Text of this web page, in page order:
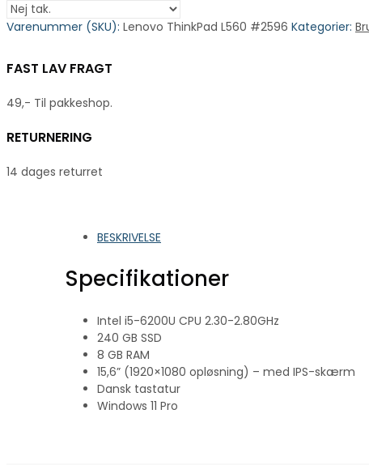
Varenummer (SKU): Lenovo ThinkPad L560 #2596 Kategorier:
FAST LAV FRAGT
49,- Til pakkeshop.
RETURNERING
14 dages returret
BESKRIVELSE
Specifikationer
Intel i5-6200U CPU 2.30-2.80GHz
240 GB SSD
8 GB RAM
15,6” (1920×1080 opløsning) – med IPS-skærm
Dansk tastatur
Windows 11 Pro